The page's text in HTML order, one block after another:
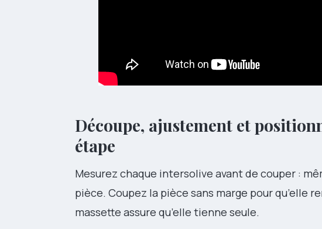
Découpe, ajustement et
étape
Mesurez chaque intersolive avant de couper :
pièce. Coupez la pièce sans marge pour qu’elle
massette assure qu’elle tienne seule.